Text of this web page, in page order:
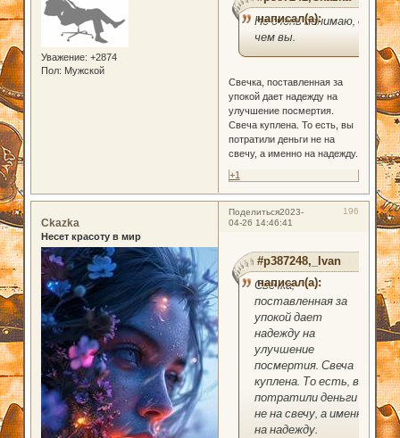
Уважение: +2874
Пол: Мужской
написал(а):
Не очень понимаю, о
чем вы.
Свечка, поставленная за
упокой дает надежду на
улучшение посмертия.
Свеча куплена. То есть, вы
потратили деньги не на
свечу, а именно на надежду.
+1
Поделиться 196
2023-
04-26 14:46:41
Ckazka
Несет красоту в мир
#p387248,_Ivan
написал(а):
Свечка,
поставленная за
упокой дает
надежду на
улучшение
посмертия. Свеча
куплена. То есть, вы
потратили деньги
не на свечу, а именно
на надежду.